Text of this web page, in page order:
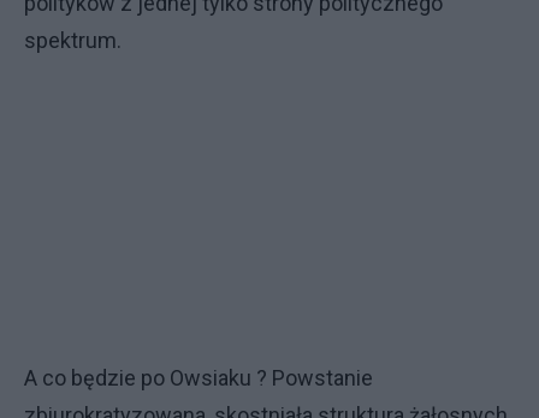
spektrum.
A co będzie po Owsiaku ? Powstanie